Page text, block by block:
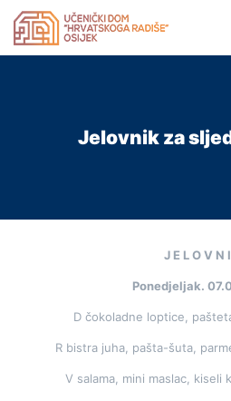
Jelovnik za
J E L O V N
Ponedjeljak.
D čokoladne loptice,
R bistra juha, pašta-šuta,
V salama, mini maslac, kiseli